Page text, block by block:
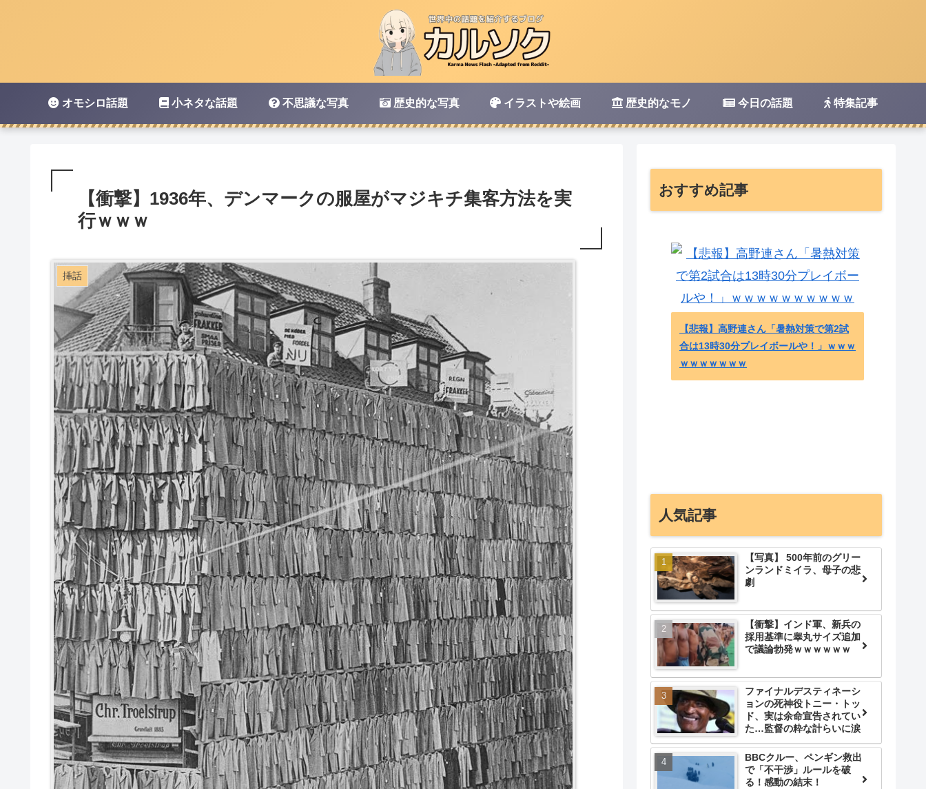
オモシロ話題 小ネタな話題 不思議な写真 歴史的な写真 イラストや絵画 歴史的なモノ 今日の話題 特集記事
【衝撃】1936年、デンマークの服屋がマジキチ集客方法を実
行ｗｗｗ
挿話
おすすめ記事
【悲報】高野連さん「暑熱対策で第2試
合は13時30分プレイボールや！」ｗｗｗ
ｗｗｗｗｗｗｗ
人気記事
【写真】 500年前のグリー
ンランドミイラ、母子の悲
劇
【衝撃】インド軍、新兵の
採用基準に睾丸サイズ追加
で議論勃発ｗｗｗｗｗｗ
ファイナルデスティネーシ
ョンの死神役トニー・トッ
ド、実は余命宣告されてい
た…監督の粋な計らいに涙
BBCクルー、ペンギン救出
で「不干渉」ルールを破
る！感動の結末！